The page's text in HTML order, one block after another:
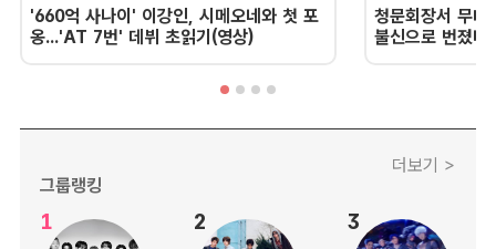
'660억 사나이' 이강인, 시메오네와 첫 포
옹...'AT 7번' 데뷔 초읽기(영상)
청문회장서 무너
불신으로 번졌
더보기 >
그룹랭킹
1 2 3